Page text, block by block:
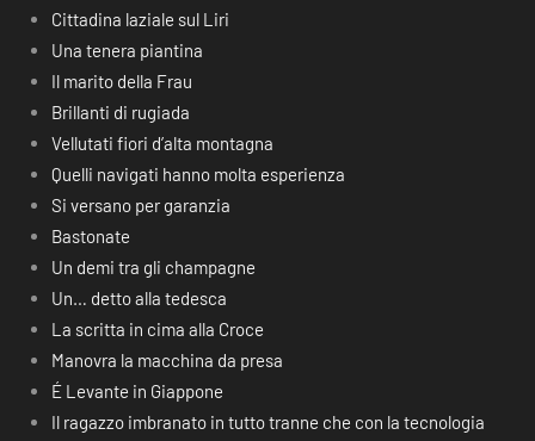
Cittadina laziale sul Liri
Una tenera piantina
Il marito della Frau
Brillanti di rugiada
Vellutati fiori d’alta montagna
Quelli navigati hanno molta esperienza
Si versano per garanzia
Bastonate
Un demi tra gli champagne
Un… detto alla tedesca
La scritta in cima alla Croce
Manovra la macchina da presa
É Levante in Giappone
Il ragazzo imbranato in tutto tranne che con la tecnologia